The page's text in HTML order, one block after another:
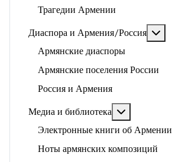
Трагедии Армении
Диаспора и Армения/Россия
Армянские диаспоры
Армянские поселения России
Россия и Армения
Медиа и библиотека
Электронные книги об Армении
Ноты армянских композиций